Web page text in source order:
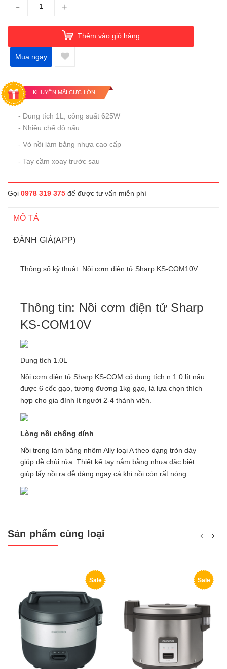
- +
Thêm vào giỏ hàng
Mua ngay
KHUYẾN MÃI CỰC LỚN
- Dung tích 1L, công suất 625W
- Nhiều chế độ nấu
- Vỏ nồi làm bằng nhựa cao cấp
- Tay cầm xoay trước sau
Gọi 0978 319 375 để được tư vấn miễn phí
MÔ TẢ
ĐÁNH GIÁ(APP)
Thông số kỹ thuật: Nồi cơm điện tử Sharp KS-COM10V
Thông tin: Nồi cơm điện tử Sharp
KS-COM10V
Dung tích 1.0L
Nồi cơm điện tử Sharp KS-COM có dung tích n 1.0 lít nấu
được 6 cốc gạo, tương đương 1kg gạo, là lựa chọn thích
hợp cho gia đình ít người 2-4 thành viên.
Lòng nồi chống dính
Nồi trong làm bằng nhôm Ally loại A theo dạng tròn dày
giúp dễ chùi rửa. Thiết kế tay nắm bằng nhựa đặc biệt
giúp lấy nồi ra dễ dàng ngay cả khi nồi còn rất nóng.
Sản phẩm cùng loại
Sale Sale